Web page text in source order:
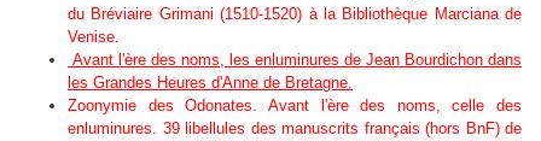
du Bréviaire Grimani (1510-1520) à la Bibliothèque Marciana de
Venise.
Avant l'ère des noms, les enluminures de Jean Bourdichon dans
les Grandes Heures d'Anne de Bretagne.
Zoonymie des Odonates. Avant l'ère des noms, celle des
enluminures. 39 libellules des manuscrits français (hors BnF) de